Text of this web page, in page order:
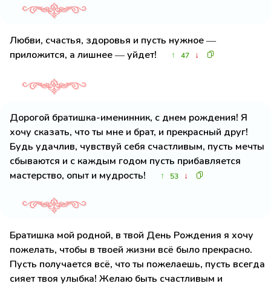
Любви, счастья, здоровья и пусть нужное —
приложится, а лишнее — уйдет!
↑ 47 ↓
Дорогой братишка-именинник, с днем рождения! Я
хочу сказать, что ты мне и брат, и прекрасный друг!
Будь удачлив, чувствуй себя счастливым, пусть мечты
сбываются и с каждым годом пусть прибавляется
мастерство, опыт и мудрость!
↑ 53 ↓
Братишка мой родной, в твой День Рождения я хочу
пожелать, чтобы в твоей жизни всё было прекрасно.
Пусть получается всё, что ты пожелаешь, пусть всегда
сияет твоя улыбка! Желаю быть счастливым и